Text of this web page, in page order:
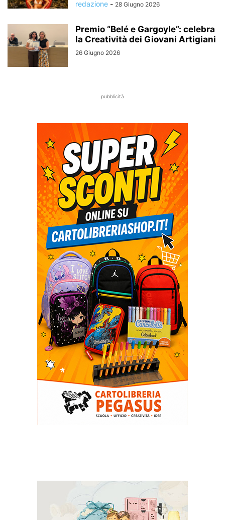
redazione - 28 Giugno 2026
Premio “Belé e Gargoyle”: celebra
la Creatività dei Giovani Artigiani
26 Giugno 2026
pubblicità